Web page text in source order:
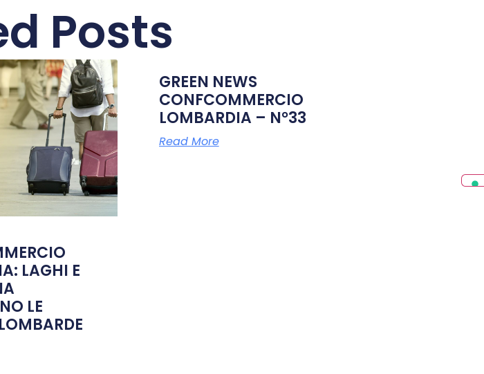
Posts
LAGHI E
LE
GREEN NEWS
CONFCOMMERCIO
LOMBARDIA – N°33
Read More